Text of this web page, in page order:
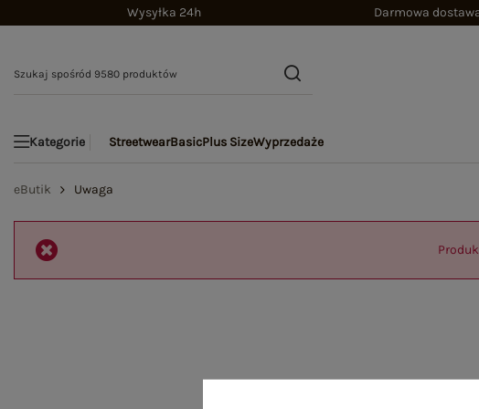
Wysyłka 24h Darmowa
Kategorie StreetwearBasicPlus SizeWyprzedaże
eButik Uwaga